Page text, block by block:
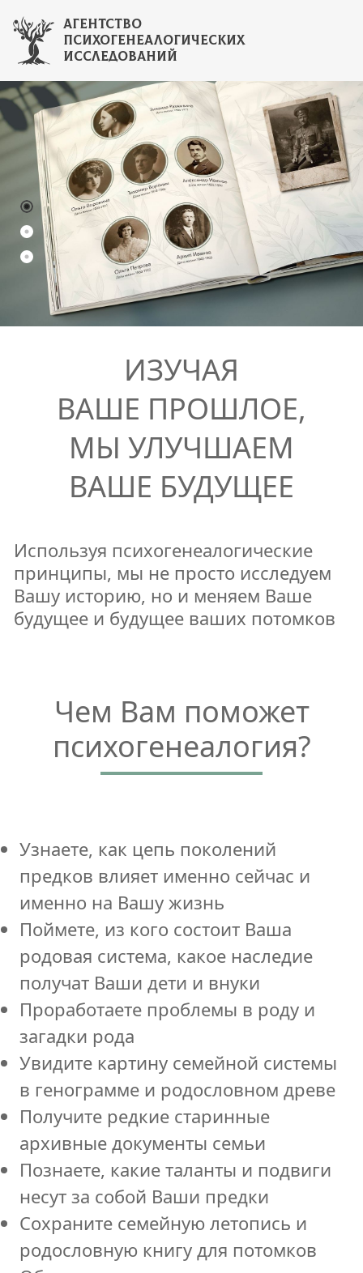
АГЕНТСТВО
ПСИХОГЕНЕАЛОГИЧЕСКИХ
ИССЛЕДОВАНИЙ
Блог психогенеалога
Контакты
+7(925)102-03-33
info@psy-gen.ru
АГЕНТСТВО
ПСИХОГЕНЕАЛОГИЧЕСКИХ
ИССЛЕДОВАНИЙ
ИЗУЧАЯ
ВАШЕ ПРОШЛОЕ,
МЫ УЛУЧШАЕМ
ВАШЕ БУДУЩЕЕ
Используя психогенеалогические
принципы, мы не просто исследуем
Вашу историю, но и меняем Ваше
будущее и будущее ваших потомков
Чем Вам поможет
психогенеалогия?
Узнаете, как цепь поколений
предков влияет именно сейчас и
именно на Вашу жизнь
Поймете, из кого состоит Ваша
родовая система, какое наследие
получат Ваши дети и внуки
Проработаете проблемы в роду и
загадки рода
Увидите картину семейной системы
в генограмме и родословном древе
Получите редкие старинные
архивные документы семьи
Познаете, какие таланты и подвиги
несут за собой Ваши предки
Сохраните семейную летопись и
родословную книгу для потомков